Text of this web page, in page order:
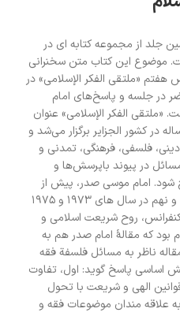
جلد از مجموعه کتابه ای در
موضوع این کتاب متن سخنرانی
«ملتقی الفکر الإسلامی» در
در جلسه و پاسخ‌های امام
الفکر الإسلامی» عنوان
است که از سال ۱۹۶۸ هرساله در کشور الجزایر برگزار می‌شد و
فلسفی، فرهنگی، تمدنی و
در پیوند باپرسش‌ها و
شود. امام موسی صدر، پیش از
ربوده شدن در کنفرانس های هفتم و نهم در سال های 1973 و 1975
روح شریعت اسلامی و
بود که مقالۀ امام صدر هم به
ناظر به مسائل فلسفة فقه
اساسی پاسخ گوید: اول، تفاوت
الهی و شریعت با تحول
علاقه مندان موضوعات فقه و